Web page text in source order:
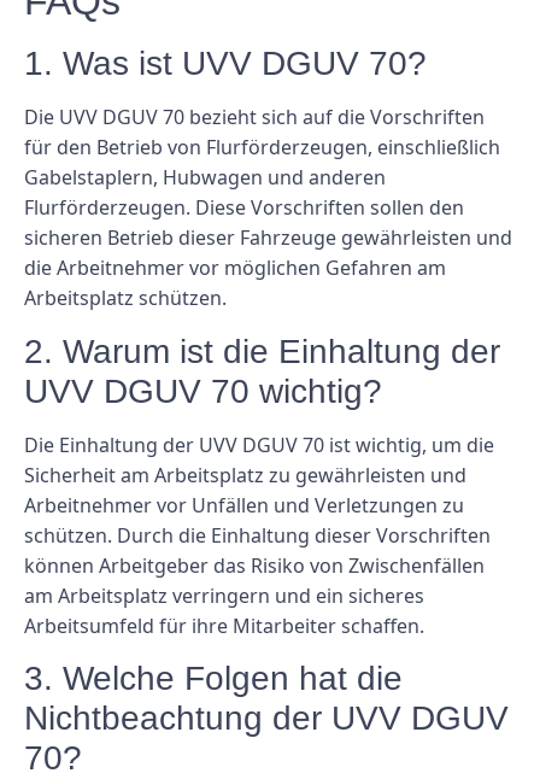
1. Was ist UVV DGUV 70?
Die UVV DGUV 70 bezieht sich auf die Vorschriften
für den Betrieb von Flurförderzeugen, einschließlich
Gabelstaplern, Hubwagen und anderen
Flurförderzeugen. Diese Vorschriften sollen den
sicheren Betrieb dieser Fahrzeuge gewährleisten und
die Arbeitnehmer vor möglichen Gefahren am
Arbeitsplatz schützen.
2. Warum ist die Einhaltung der
UVV DGUV 70 wichtig?
Die Einhaltung der UVV DGUV 70 ist wichtig, um die
Sicherheit am Arbeitsplatz zu gewährleisten und
Arbeitnehmer vor Unfällen und Verletzungen zu
schützen. Durch die Einhaltung dieser Vorschriften
können Arbeitgeber das Risiko von Zwischenfällen
am Arbeitsplatz verringern und ein sicheres
Arbeitsumfeld für ihre Mitarbeiter schaffen.
3. Welche Folgen hat die
Nichtbeachtung der UVV DGUV
70?